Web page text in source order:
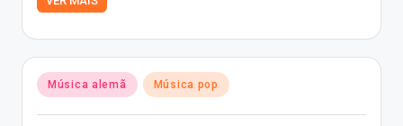
Posted
in
Música alemã Música pop